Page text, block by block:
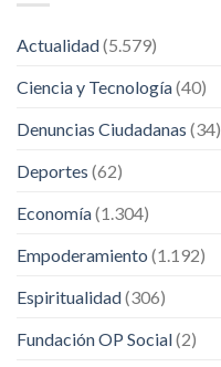
Actualidad(5.579)
Ciencia y Tecnología(40)
Denuncias Ciudadanas (34)
Deportes (62)
Economía(1.304)
Empoderamiento (1.192)
Espiritualidad(306)
Fundación OP Social(2)